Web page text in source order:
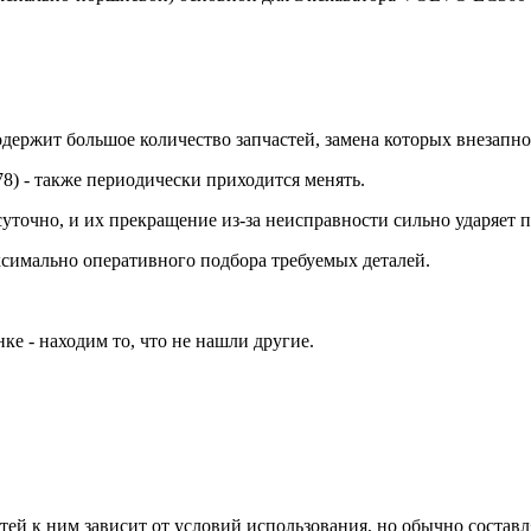
большое количество запчастей, замена которых
- также периодически приходится менять.
и их прекращение из-за неисправности сильно ударяет
оперативного подбора требуемых деталей.
- находим то, что не нашли другие.
к ним зависит от условий использования, но обычно